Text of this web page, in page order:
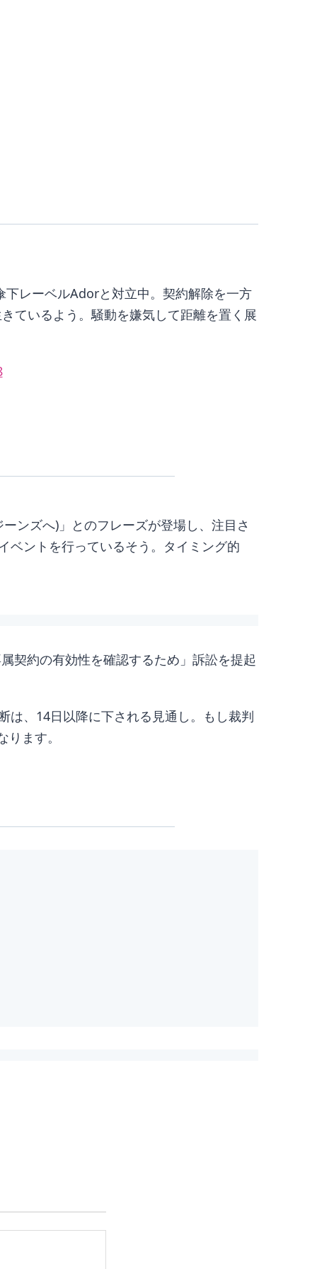
下レーベルAdorと対立中。契約解除を一方
ているよう。騒動を嫌気して距離を置く展
ンズへ)」とのフレーズが登場し、注目さ
ベントを行っているそう。タイミング的
契約の有効性を確認するため」訴訟を提起
は、14日以降に下される見通し。もし裁判
ます。